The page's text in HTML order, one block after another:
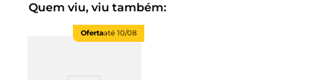
Quem viu, viu também:
Ofertaaté 10/08